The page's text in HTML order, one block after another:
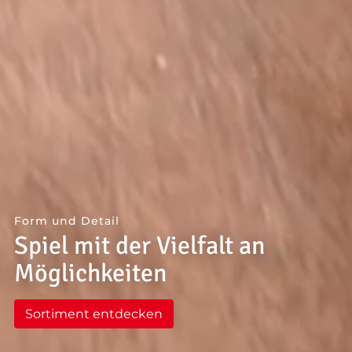
--
Form und Detail
Spiel mit der Vielfalt an
Möglichkeiten
Sortiment entdecken